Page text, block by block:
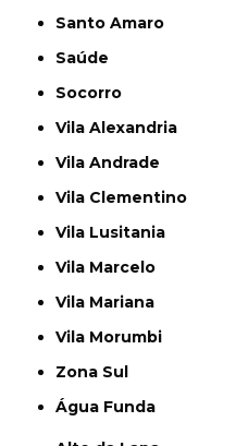
Santo Amaro
Saúde
Socorro
Vila Alexandria
Vila Andrade
Vila Clementino
Vila Lusitania
Vila Marcelo
Vila Mariana
Vila Morumbi
Zona Sul
Água Funda